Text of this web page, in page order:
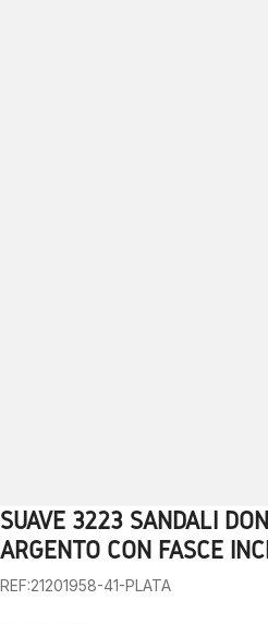
1 2 3 4 5 6
SUAVE 3223 SANDALI
ARGENTO CON FASCE
REF:21201958-41-PLATA